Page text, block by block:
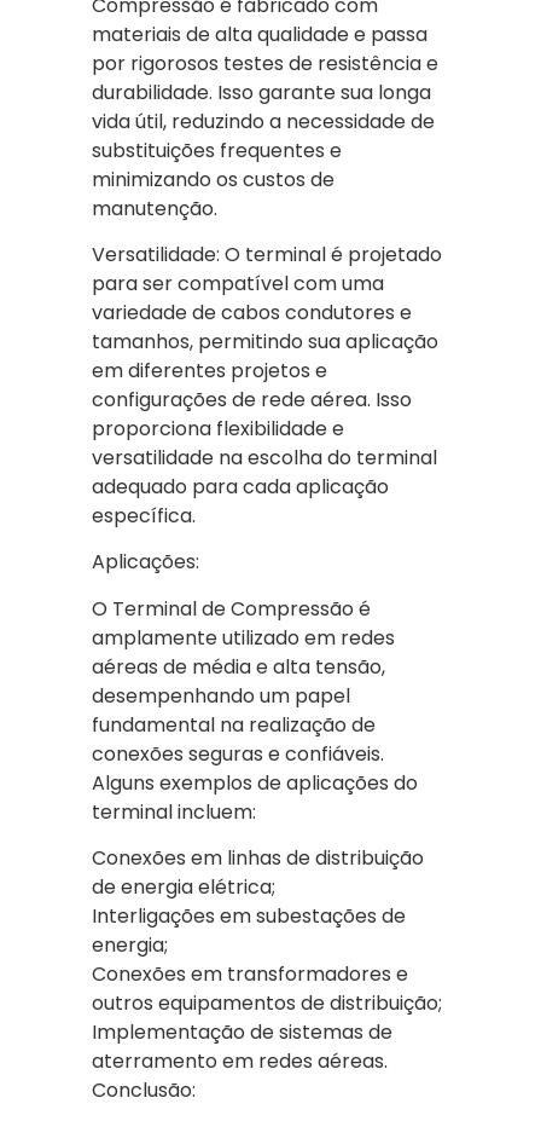
materiais de alta qualidade e passa
por rigorosos testes de resistência e
durabilidade. Isso garante sua longa
vida útil, reduzindo a necessidade de
substituições frequentes e
minimizando os custos de
manutenção.
Versatilidade: O terminal é projetado
para ser compatível com uma
variedade de cabos condutores e
tamanhos, permitindo sua aplicação
em diferentes projetos e
configurações de rede aérea. Isso
proporciona flexibilidade e
versatilidade na escolha do terminal
adequado para cada aplicação
específica.
Aplicações:
O Terminal de Compressão é
amplamente utilizado em redes
aéreas de média e alta tensão,
desempenhando um papel
fundamental na realização de
conexões seguras e confiáveis.
Alguns exemplos de aplicações do
terminal incluem:
Conexões em linhas de distribuição
de energia elétrica;
Interligações em subestações de
energia;
Conexões em transformadores e
outros equipamentos de distribuição;
Implementação de sistemas de
aterramento em redes aéreas.
Conclusão: